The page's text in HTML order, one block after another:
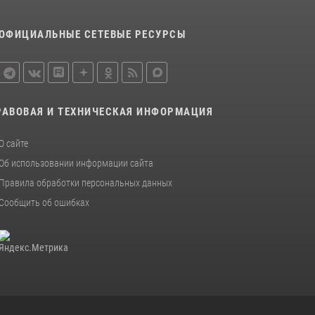
Росгвардейцы в Орле задержали мужчину по
15 июля 2026, 14:49
СЕТЕВЫЕ РЕСУРСЫ
И ТЕХНИЧЕСКАЯ ИНФОРМАЦИЯ
О сайте
Об использовании информации сайта
Правила обработки персональных данных
Сообщить об ошибках